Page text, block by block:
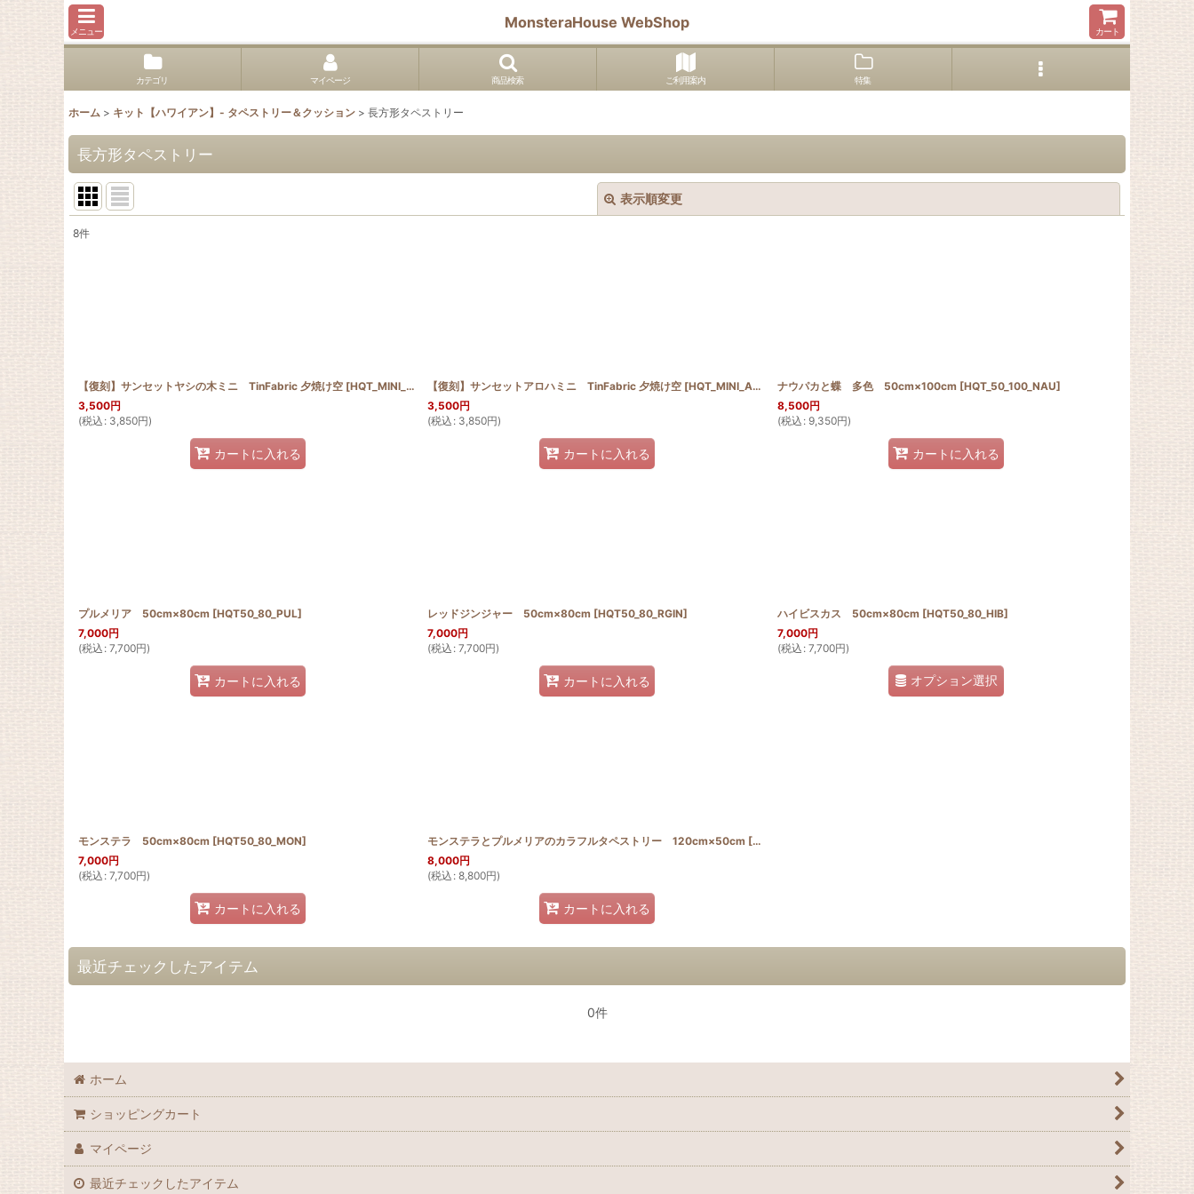
メニュー
MonsteraHouse WebShop
カート
カテゴリ マイページ 商品検索 ご利用案内 特集
ホーム > キット【ハワイアン】- タペストリー＆クッション > 長方形タペストリー
長方形タペストリー
表示順変更
8件
【復刻】サンセットヤシの木ミニ TinFabric 夕焼け空 [HQT_MINI_ALOHA2022
]
3,500円
(税込 : 3,850円)
カートに入れる
【復刻】サンセットアロハミニ TinFabric 夕焼け空 [HQT_MINI_ALOHAHULA2022
3,500円
(税込 : 3,850円)
カートに入れる
ナウパカと蝶 多色 50cm×100cm [HQT_50_100_NAU]
8,500円
(税込 : 9,350円)
カートに入れる
プルメリア 50cm×80cm [HQT50_80_PUL]
7,000円
(税込 : 7,700円)
カートに入れる
レッドジンジャー 50cm×80cm [HQT50_80_RGIN]
7,000円
(税込 : 7,700円)
カートに入れる
ハイビスカス 50cm×80cm [HQT50_80_HIB]
7,000円
(税込 : 7,700円)
オプション選択
モンステラ 50cm×80cm [HQT50_80_MON]
7,000円
(税込 : 7,700円)
カートに入れる
モンステラとプルメリアのカラフルタペストリー 120cm×50cm [HQT50_120_MON
8,000円
(税込 : 8,800円)
カートに入れる
最近チェックしたアイテム
0件
ホーム
ショッピングカート
マイページ
最近チェックしたアイテム